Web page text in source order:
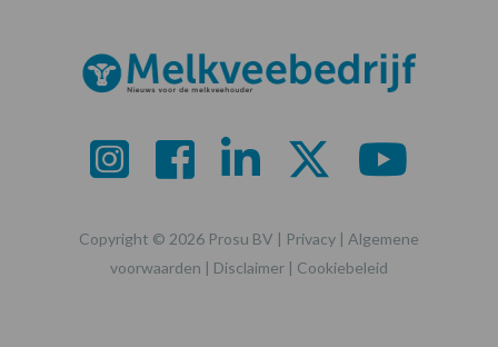
Copyright © 2026 Prosu BV | Privacy | Algemene
voorwaarden | Disclaimer | Cookiebeleid